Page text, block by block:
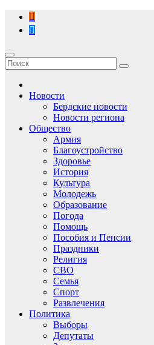
Перейти
содержимому
Новости
Бердские новости
Новости региона
Общество
Армия
Благоустройство
Здоровье
История
Культура
Молодежь
Образование
Погода
Помощь
Пособия и Пенсии
Праздники
Религия
СВО
Семья
Спорт
Развлечения
Политика
Выборы
Депутаты